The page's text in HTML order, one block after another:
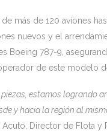
más de 120 aviones
nuevos y el
Boeing 787-9,
de este modelo
estamos logrando
y hacia la región al
Acuto, Director de Flota y